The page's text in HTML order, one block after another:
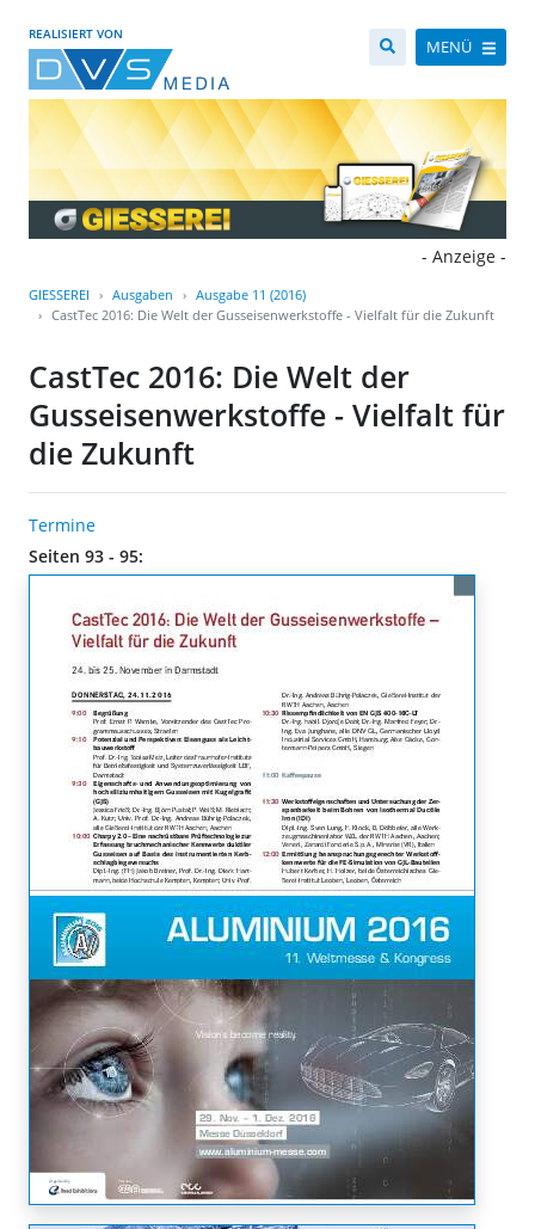
REALISIERT VON
MENÜ
- Anzeige -
GIESSEREI Ausgaben
Ausgabe 11 (2016)
CastTec 2016: Die Welt der Gusseisenwerkstoffe - Vielfalt für die Zukunft
CastTec 2016: Die Welt der
Gusseisenwerkstoffe - Vielfalt für
die Zukunft
Termine
Seiten 93 - 95: